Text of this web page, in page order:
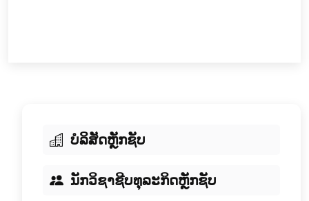
ບໍລິສັດຫຼັກຊັບ
ນັກວິຊາຊີບທຸລະກິດຫຼັກຊັບ